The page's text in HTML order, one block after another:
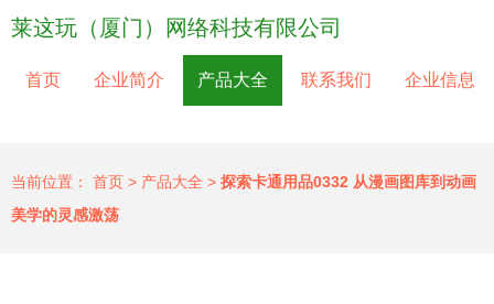
莱这玩（厦门）网络科技有限公司
首页 企业简介 产品大全 联系我们 企业信息
当前位置： 首页 > 产品大全 > 探索卡通用品0332 从漫画图库到动画
美学的灵感激荡